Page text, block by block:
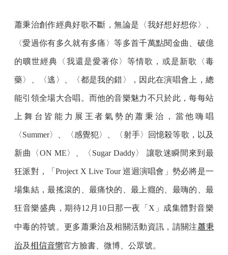
蕭秉治創作經典好歌不斷，無論是〈我好想好想你〉、
〈愛過你有多久就有多痛〉等多首千萬點閱金曲、破億
的曠世經典〈我還是愛著你〉等情歌，或是新歌〈毒
藥〉、〈逃〉、〈都是我的錯〉，因此在演唱會上，總
能引領全場大合唱。而他的音樂魅力不只於此，每每站
上舞台皆能力展王者氣勢的蕭秉治，當他嗨唱
〈Summer〉、〈感覺犯〉、〈射手〉回憶殺等歌，以及
新曲〈ON ME〉、〈Sugar Daddy〉 讓歌迷瞬間來到最
狂派對，「Project X Live Tour 巡迴演唱會」勢必將是一
場集結，最搖滾的、最痛快的、最上癮的、最嗨的、最
狂音樂盛典，期待12月10日那一夜「X」成集體對音樂
中毒的符號。更多蕭秉治及相關活動資訊，請關注蕭秉
治及相信音樂官方臉書、微博、公眾號。